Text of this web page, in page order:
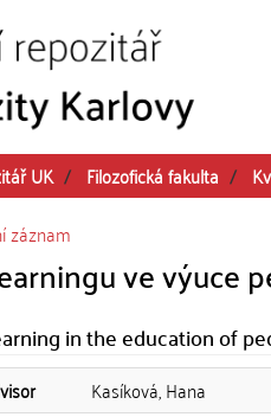
UK Filozofická fakulta
záznam
ve výuce
in the education of
Kasíková, Hana